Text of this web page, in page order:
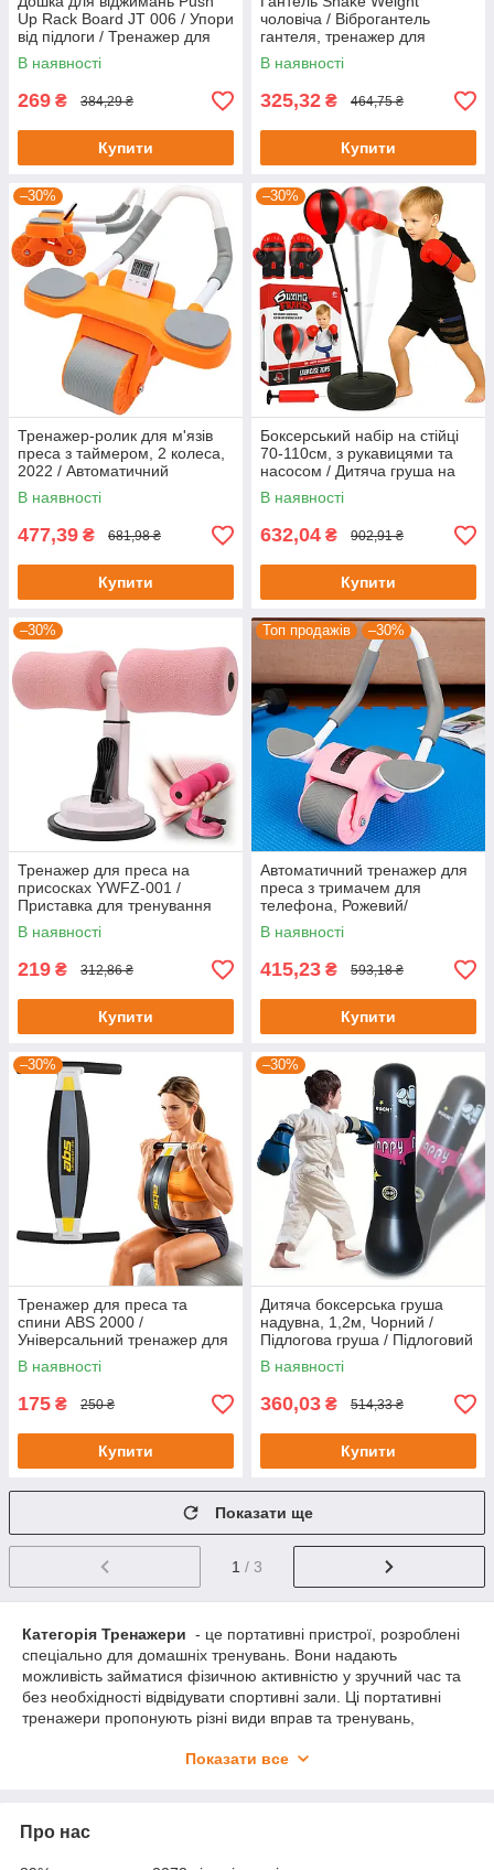
Up Rack Board JT 006 / Упори
від підлоги / Тренажер для
вправ
В наявності
269 ₴ 384,29 ₴
Купити
чоловіча / Віброгантель
гантеля, тренажер для
фітнесу
В наявності
325,32 ₴ 464,75 ₴
Купити
–30%
Тренажер-ролик для м'язів
преса з таймером, 2 колеса,
2022 / Автоматичний
тренажер колесо / Колесо
для преса
В наявності
477,39 ₴ 681,98 ₴
Купити
–30%
Боксерський набір на стійці
70-110см, з рукавицями та
насосом / Дитяча груша на
підставці / Підлоговий бокс
В наявності
632,04 ₴ 902,91 ₴
Купити
–30%
Тренажер для преса на
присосках YWFZ-001 /
Приставка для тренування
м'язів преса / Фіксатор ніг
для фітнесу
В наявності
219 ₴ 312,86 ₴
Купити
Топ продажів –30%
Автоматичний тренажер для
преса з тримачем для
телефона, Рожевий/
Домашний тренажер для
м'язів преса
В наявності
415,23 ₴ 593,18 ₴
Купити
–30%
Тренажер для преса та
спини ABS 2000 /
Універсальний тренажер для
тіла / Тренажер-еспандер
В наявності
175 ₴ 250 ₴
Купити
–30%
Дитяча боксерська груша
надувна, 1,2м, Чорний /
Підлогова груша / Підлоговий
бокс
В наявності
360,03 ₴ 514,33 ₴
Купити
Показати ще
1 / 3
Категорія Тренажери - це портативні пристрої, розроблені
спеціально для домашніх тренувань. Вони надають
можливість займатися фізичною активністю у зручний час та
без необхідності відвідувати спортивні зали. Ці портативні
тренажери пропонують різні види вправ та тренувань,
перевага портативних тренажерів – це можливість
Показати все
Про нас